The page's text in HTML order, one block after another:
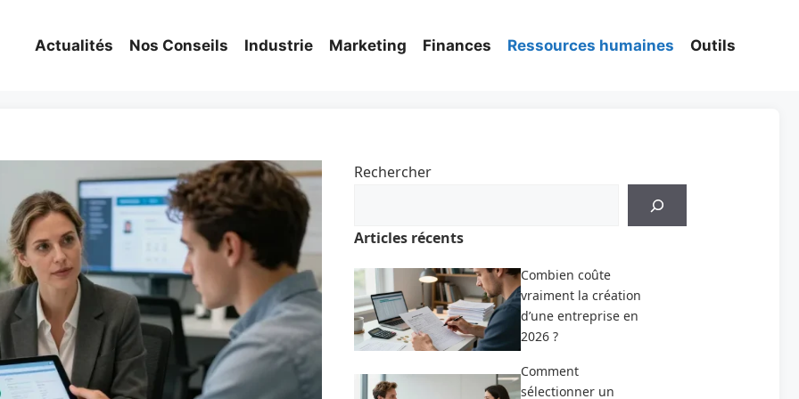
Actualités Nos Conseils Industrie Marketing Finances Ressources humaines Outils
Rechercher
Articles récents
Combien coûte
vraiment la création
d’une entreprise en
2026 ?
Comment
sélectionner un